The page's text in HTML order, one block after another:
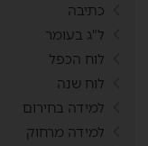
כתיבה
ל"ג בעומר
לוח הכפל
לוח שנה
למידה בחירום
למידה מרחוק